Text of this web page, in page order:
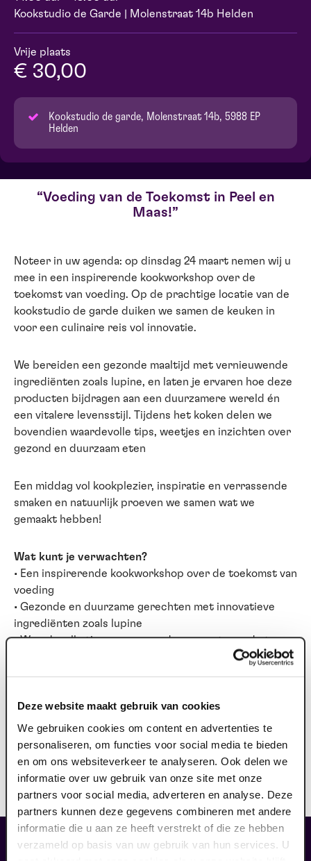
Deze website maakt gebruik van cookies
We gebruiken cookies om content en advertenties te
personaliseren, om functies voor social media te bieden
en om ons websiteverkeer te analyseren. Ook delen we
informatie over uw gebruik van onze site met onze
partners voor social media, adverteren en analyse. Deze
partners kunnen deze gegevens combineren met andere
informatie die u aan ze heeft verstrekt of die ze hebben
verzameld op basis van uw gebruik van hun services. U
Kookstudio de Garde | Molenstraat 14b Helden
Vrije plaats
€ 30,00
Kookstudio de garde, Molenstraat 14b, 5988 EP
Helden
Voeding van de Toekomst in Peel en
Maas!
Noteer in uw agenda: op dinsdag 24 maart nemen wij u
mee in een inspirerende kookworkshop over de
toekomst van voeding. Op de prachtige locatie van de
kookstudio de garde duiken we samen de keuken in
voor een culinaire reis vol innovatie.
We bereiden een gezonde maaltijd met vernieuwende
ingrediënten zoals lupine, en laten je ervaren hoe deze
producten bijdragen aan een duurzamere wereld én
een vitalere levensstijl. Tijdens het koken delen we
bovendien waardevolle tips, weetjes en inzichten over
gezond en duurzaam eten
Een middag vol kookplezier, inspiratie en verrassende
smaken en natuurlijk proeven we samen wat we
gemaakt hebben!
Wat kunt je verwachten?
• Een inspirerende kookworkshop over de toekomst van
voeding
• Gezonde en duurzame gerechten met innovatieve
ingrediënten zoals lupine
• Waardevolle tips over gezond en verantwoord eten
• Samen koken, leren en genieten in een prachtige
Praktische informatie
Wanneer: Dinsdag 24 maart 2026 van 14:00 tot 18:00
uur
Waar: Kookstudio de garde, Molenstraat 14b, 5988 EP
Helden
Kosten: €30,- inclusief 3‑gangen menu
liefhebbers bestelden ook...